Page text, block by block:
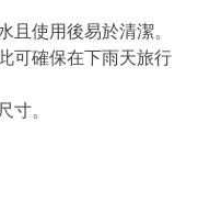
使用後易於清潔。
可確保在下雨天旅行
。